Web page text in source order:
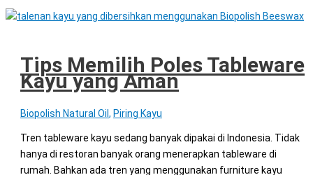
Tips Memilih Poles Tableware
Kayu yang Aman
Biopolish Natural Oil , Piring Kayu
Tren tableware kayu sedang banyak dipakai di Indonesia. Tidak
hanya di restoran banyak orang menerapkan tableware di
rumah. Bahkan ada tren yang menggunakan furniture kayu